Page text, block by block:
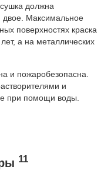
должна
двое. Максимальное
поверхностях краска
а на металлических
и пожаробезопасна.
и
при помощи воды.
11